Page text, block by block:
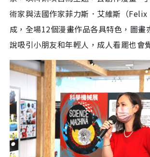
術家與法國作家菲力斯．艾維斯（
成，全場12個漫畫作品各具特色，圖畫
說吸引小朋友和年輕人，成人看罷也會